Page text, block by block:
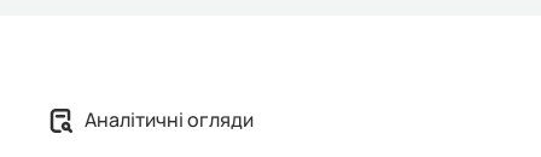
Аналітичні огляди